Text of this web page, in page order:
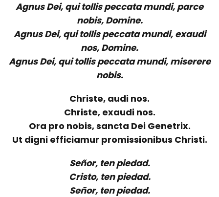
Agnus Dei, qui tollis peccata mundi, parce
nobis, Domine.
Agnus Dei, qui tollis peccata mundi, exaudi
nos, Domine.
Agnus Dei, qui tollis peccata mundi, miserere
nobis.
Christe, audi nos.
Christe, exaudi nos.
Ora pro nobis, sancta Dei Genetrix.
Ut digni efficiamur promissionibus Christi.
Señor, ten piedad.
Cristo, ten piedad.
Señor, ten piedad.